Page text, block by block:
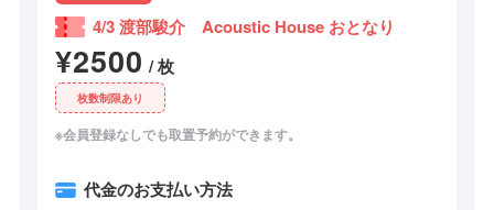
4/3 渡部駿介 Acoustic House おとなり
¥2500 / 枚
枚数制限あり
※会員登録なしでも取置予約ができます。
代金のお支払い方法